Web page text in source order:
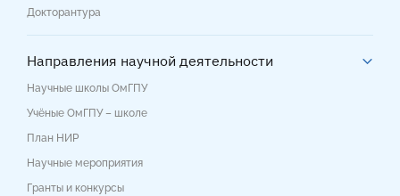
Докторантура
Направления научной деятельности
Научные школы ОмГПУ
Учёные ОмГПУ – школе
План НИР
Научные мероприятия
Гранты и конкурсы